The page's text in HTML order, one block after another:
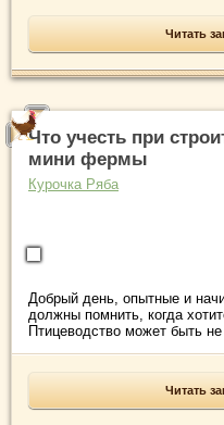
Читать
Что учесть при
мини фермы
Курочка Ряба
Добрый день, опытные и
должны помнить, когда
Птицеводство может быть
Читать